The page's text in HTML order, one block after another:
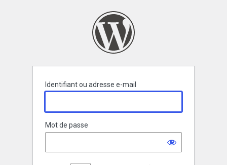
Identifiant ou adresse e-mail
Mot de passe